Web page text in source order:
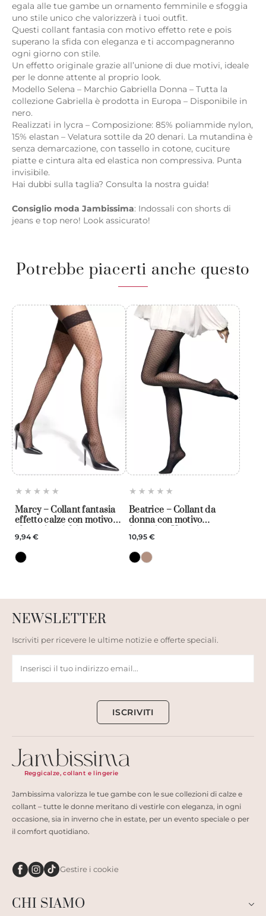
egala alle tue gambe un ornamento femminile e sfoggia
uno stile unico che valorizzerà i tuoi outfit.
Questi collant fantasia con motivo effetto rete e pois
superano la sfida con eleganza e ti accompagneranno
ogni giorno con stile.
Un effetto originale grazie all’unione di due motivi, ideale
per le donne attente al proprio look.
Modello Selena – Marchio Gabriella Donna – Tutta la
collezione Gabriella è prodotta in Europa – Disponibile in
nero.
Realizzati in lycra – Composizione: 85% poliammide nylon,
15% elastan – Velatura sottile da 20 denari. La mutandina è
senza demarcazione, con tassello in cotone, cuciture
piatte e cintura alta ed elastica non compressiva. Punta
invisibile.
Hai dubbi sulla taglia? Consulta la nostra guida!
Consiglio moda Jambissima: Indossali con shorts di
jeans e top nero! Look assicurato!
Potrebbe piacerti anche questo
Marcy – Collant fantasia
effetto calze con motivo
9,94 €
Beatrice – Collant da
donna con motivo
10,95 €
NEWSLETTER
Iscriviti per ricevere le ultime notizie e offerte speciali.
ISCRIVITI
Reggicalze, collant e lingerie
Jambissima valorizza le tue gambe con le sue collezioni di calze e
collant – tutte le donne meritano di vestirle con eleganza, in ogni
occasione, sia in inverno che in estate, per un evento speciale o per
il comfort quotidiano.
Gestire i cookie
CHI SIAMO